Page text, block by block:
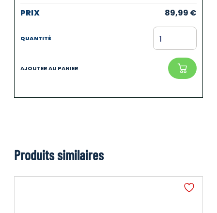
89,99 €
Produits similaires